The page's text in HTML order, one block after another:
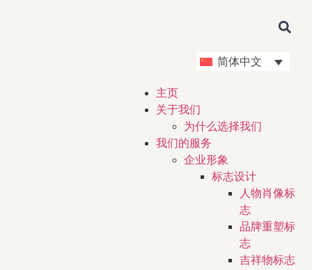
简体中文
主页
关于我们
为什么选择我们
我们的服务
企业形象
标志设计
人物肖像标
志
品牌重塑标
志
吉祥物标志